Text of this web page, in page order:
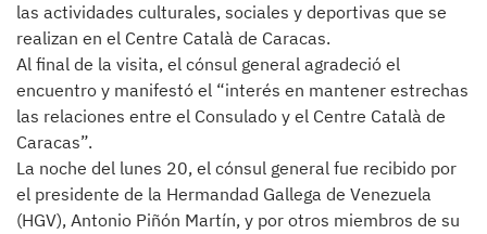
las actividades culturales, sociales y deportivas que se
realizan en el Centre Català de Caracas.
Al final de la visita, el cónsul general agradeció el
encuentro y manifestó el “interés en mantener estrechas
las relaciones entre el Consulado y el Centre Català de
Caracas”.
La noche del lunes 20, el cónsul general fue recibido por
el presidente de la Hermandad Gallega de Venezuela
(HGV), Antonio Piñón Martín, y por otros miembros de su